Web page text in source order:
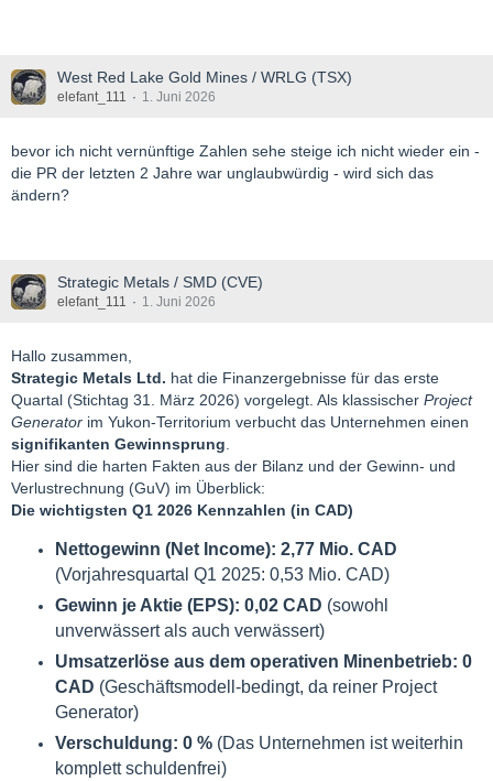
West Red Lake Gold Mines / WRLG (TSX)
elefant_111 1. Juni 2026
bevor ich nicht vernünftige Zahlen sehe steige ich nicht wieder ein -
die PR der letzten 2 Jahre war unglaubwürdig - wird sich das
ändern?
Strategic Metals / SMD (CVE)
elefant_111 1. Juni 2026
Hallo zusammen,
Strategic Metals Ltd. hat die Finanzergebnisse für das erste
Quartal (Stichtag 31. März 2026) vorgelegt. Als klassischer Project
Generator im Yukon-Territorium verbucht das Unternehmen einen
signifikanten Gewinnsprung
Hier sind die harten Fakten aus der Bilanz und der Gewinn- und
Verlustrechnung (GuV) im Überblick:
Die wichtigsten Q1 2026 Kennzahlen (in CAD)
Nettogewinn (Net Income): 2,77 Mio. CAD
(Vorjahresquartal Q1 2025: 0,53 Mio. CAD)
Gewinn je Aktie (EPS): 0,02 CAD (sowohl
unverwässert als auch verwässert)
Umsatzerlöse aus dem operativen Minenbetrieb: 0
CAD (Geschäftsmodell-bedingt, da reiner Project
Generator)
Verschuldung: 0 % (Das Unternehmen ist weiterhin
komplett schuldenfrei)